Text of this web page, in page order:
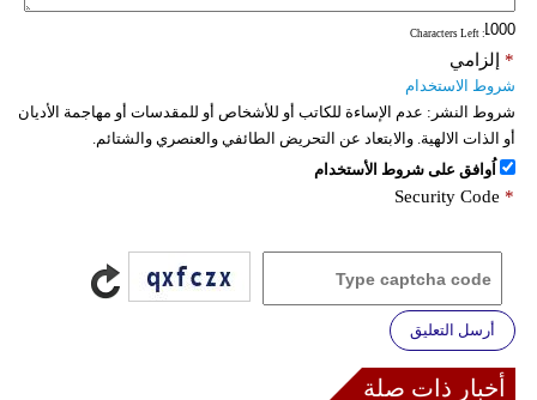
: Characters Left
إلزامي *
شروط الاستخدام
شروط النشر: عدم الإساءة للكاتب أو للأشخاص أو للمقدسات أو مهاجمة الأديان
أو الذات الالهية. والابتعاد عن التحريض الطائفي والعنصري والشتائم.
اُوافق على شروط الأستخدام
Security Code *
أرسل التعليق
أخبار ذات صلة